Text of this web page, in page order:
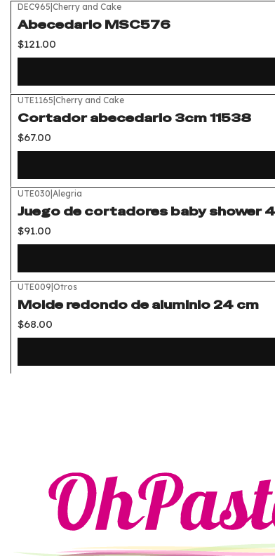
DEC965|Cherry and Cake
Abecedario MSC576
$121.00
UTE1165|Cherry and Cake
Cortador abecedario 3cm 11538
$67.00
UTE030|Alegria
Juego de cortadores baby shower
$91.00
UTE009|Otros
Molde redondo de aluminio 24 cm
$68.00